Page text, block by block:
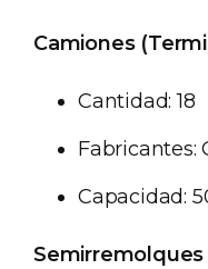
Camiones
Cantidad: 18
Fabricantes:
Capacidad:
Semirremolques